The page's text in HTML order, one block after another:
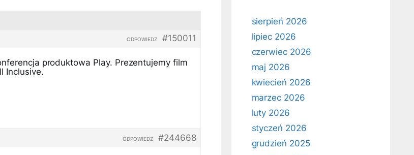
#150011
ODPOWIEDZ
produktowa Play. Prezentujemy film
Inclusive.
#244668
ODPOWIEDZ
sierpień 2026
lipiec 2026
czerwiec 2026
maj 2026
kwiecień 2026
marzec 2026
luty 2026
styczeń 2026
grudzień 2025